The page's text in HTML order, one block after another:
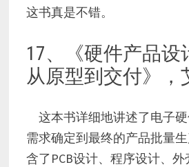
这书真是不错。
17、《硬件产品设
从原型到交付》，
这本书详细地讲述了电子
需求确定到最终的产品批量
含了PCB设计、程序设计、